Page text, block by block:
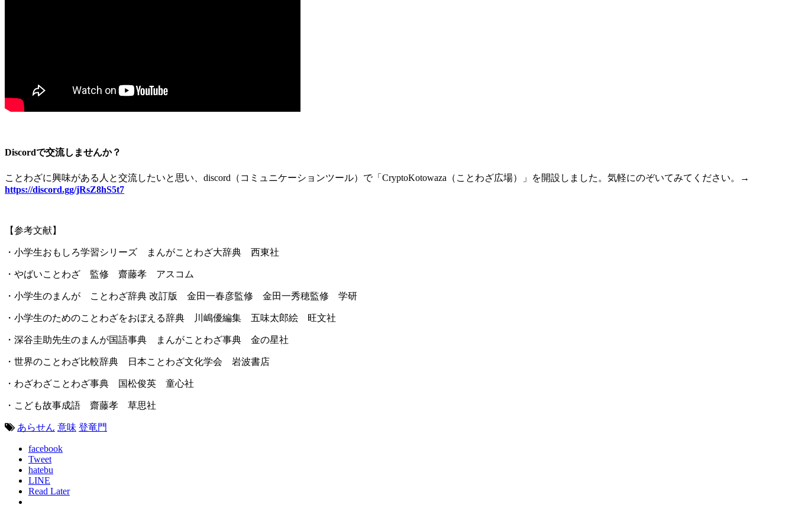
Discordで交流しませんか？
ことわざに興味がある人と交流したいと思い、 discord （コミュニケーションツール）で「 CryptoKotowaza （ことわざ広場）」を開設しました。気軽にのぞいてみてください。
→
https://discord.gg/jRsZ8hS5t7
【参考文献】
・小学生おもしろ学習シリーズ まんがことわざ大辞典 西東社
・やばいことわざ 監修 齋藤孝 アスコム
・小学生のまんが ことわざ辞典 改訂版 金田一春彦監修 金田一秀穂監修 学研
・小学生のためのことわざをおぼえる辞典 川嶋優編集 五味太郎絵 旺文社
・深谷圭助先生のまんが国語事典 まんがことわざ事典 金の星社
・世界のことわざ比較辞典 日本ことわざ文化学会 岩波書店
・わざわざことわざ事典 国松俊英 童心社
・こども故事成語 齋藤孝 草思社
あらせん 意味 登竜門
facebook
Tweet
hatebu
LINE
Read Later